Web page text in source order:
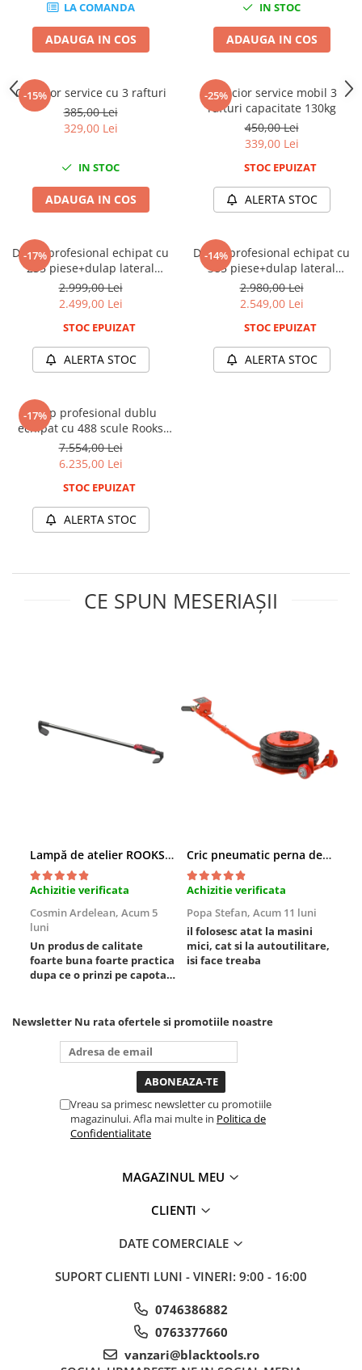
Gresoare
Reparat Filete
Scule Electrice
Aparate de spalat cu presiune
Aspiratoare industriale
Lampi si Lanterne
Masini de polishat
Pistoale aer cald
Pistoale de lipit
Pistoale electrice de impact
Polizoare unghiulare
Slefuitoare electrice
Scule fixare distributie
Alfa romeo
Audi
Chevrolet
Chrysler
Jaguar
Lancia
Peugeot
Suzuki
Universale
Volkswagen
Volvo
Scule pentru tinichigerie
Scule Pneumatice
Accesorii Pneumatice
Chei cu clichet
Compresoare
Furtune Aer Comprimat
Masini de gaurit si taiat
Pistoale de vopsit
Injectoare
Rulmenti,Bucsi si Extractoare
LA COMANDA
ADAUGA IN COS
IN STOC
ADAUGA IN COS
-15%
Carucior service cu 3 rafturi
385,00 Lei
329,00 Lei
IN STOC
ADAUGA IN COS
-25%
Carucior service mobil 3
rafturi capacitate 130kg
450,00 Lei
339,00 Lei
STOC EPUIZAT
ALERTA STOC
-17%
Dulap profesional echipat cu
235 piese+dulap lateral
suplimentar Rooks Garage
2.999,00 Lei
2.499,00 Lei
STOC EPUIZAT
ALERTA STOC
-14%
Dulap profesional echipat cu
385 piese+dulap lateral
suplimentar Rooks Garage
2.980,00 Lei
2.549,00 Lei
STOC EPUIZAT
ALERTA STOC
-17%
Dulap profesional dublu
echipat cu 488 scule Rooks
XXL
7.554,00 Lei
6.235,00 Lei
STOC EPUIZAT
ALERTA STOC
CE SPUN MESERIAȘII
Lampă de atelier ROOKS B2 HYBRID pentru capotă, 2000 lumeni, 5000 mAh
Achizitie verificata
Cosmin Ardelean, Acum 5
luni
Un produs de calitate
foarte buna foarte practica
dupa ce o prinzi pe capota
nevoie lumina puternica si
destul de mult dar daca o
bagi la priza nu mai ai
treaba toata ziua ,ce...
Cric pneumatic perna de aer cu inaltator 6T
Achizitie verificata
Popa Stefan, Acum 11 luni
il folosesc atat la masini
mici, cat si la autoutilitare,
isi face treaba
Newsletter Nu rata ofertele si promotiile noastre
Vreau sa primesc newsletter cu promotiile
magazinului. Afla mai multe in Politica de
Confidentialitate
MAGAZINUL MEU
CLIENTI
DATE COMERCIALE
SUPORT CLIENTI LUNI - VINERI: 9:00 - 16:00
0746386882
0763377660
vanzari@blacktools.ro